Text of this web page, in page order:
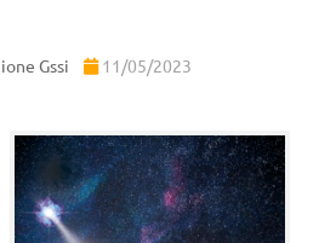
Gssi 11/05/2023